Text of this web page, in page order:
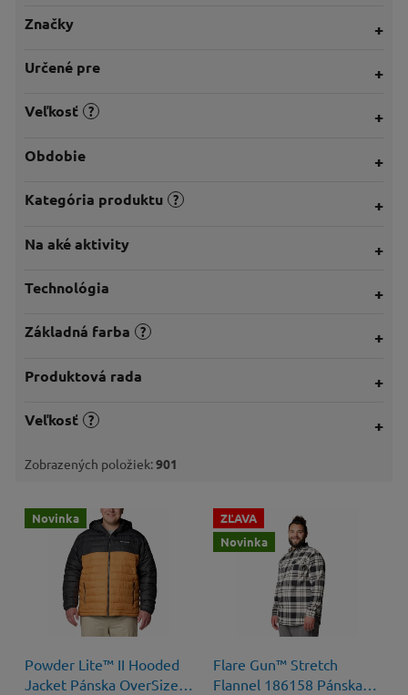
Značky
Určené pre
Veľkosť ?
Obdobie
Kategória produktu ?
Na aké aktivity
Technológia
Základná farba ?
Produktová rada
Veľkosť ?
Zobrazených položiek:901
V Novinka
Powder Lite™ II Hooded
Jacket Pánska OverSize
ZĽAVA
Novinka
Flare Gun™ Stretch
Flannel 186158 Pánska